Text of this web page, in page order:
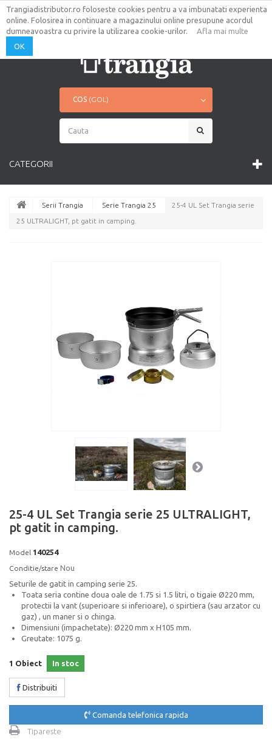
AUTENTIFICARE
CONTUL TAU
CONTACT
HARTA SITE
COS (GOL)
CATEGORII
Serii Trangia Serie Trangia 25
25-4 UL Set Trangia serie
25 ULTRALIGHT, pt gatit in camping.
25-4 UL Set Trangia serie 25 ULTRALIGHT,
pt gatit in camping.
Model 140254
Conditie/stare Nou
Seturile de gatit in camping serie 25.
Toata seria contine doua oale de 1.75 si 1.5 litri, o tigaie Ø220 mm,
protectii la vant (superioare si inferioare), o spirtiera (sau arzator cu
gaz) , un maner si o chinga.
Dimensiuni (impachetate): Ø220 mm x H105 mm.
Greutate: 1075 g.
1 Obiect In stoc
Distribuiti
Comanda telefonica rapida
Tipareste
Trangiadistributor.ro foloseste cookies pentru a va imbunatati experienta
online. Folosirea in continuare a magazinului online presupune acordul
dumneavoastra cu privire la utilizarea cookie-urilor. Afla mai multe
OK